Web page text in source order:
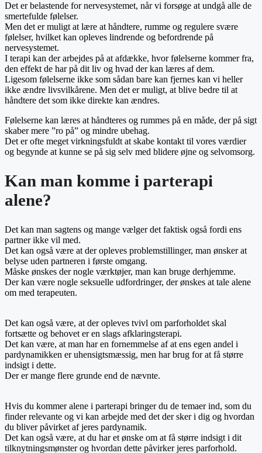
Det er belastende for nervesystemet, når vi forsøge at undgå alle de
smertefulde følelser.
Men det er muligt at lære at håndtere, rumme og regulere svære
følelser, hvilket kan opleves lindrende og befordrende på
nervesystemet.
I terapi kan der arbejdes på at afdække, hvor følelserne kommer fra,
den effekt de har på dit liv og hvad der kan læres af dem.
Ligesom følelserne ikke som sådan bare kan fjernes kan vi heller
ikke ændre livsvilkårene. Men det er muligt, at blive bedre til at
håndtere det som ikke direkte kan ændres.
Følelserne kan læres at håndteres og rummes på en måde, der på sigt
skaber mere ”ro på” og mindre ubehag.
Det er ofte meget virkningsfuldt at skabe kontakt til vores værdier
og begynde at kunne se på sig selv med blidere øjne og selvomsorg.
Kan man komme i parterapi
alene?
Det kan man sagtens og mange vælger det faktisk også fordi ens
partner ikke vil med.
Det kan også være at der opleves problemstillinger, man ønsker at
belyse uden partneren i første omgang.
Måske ønskes der nogle værktøjer, man kan bruge derhjemme.
Der kan være nogle seksuelle udfordringer, der ønskes at tale alene
om med terapeuten.
Det kan også være, at der opleves tvivl om parforholdet skal
fortsætte og behovet er en slags afklaringsterapi.
Det kan være, at man har en fornemmelse af at ens egen andel i
pardynamikken er uhensigtsmæssig, men har brug for at få større
indsigt i dette.
Der er mange flere grunde end de nævnte.
Hvis du kommer alene i parterapi bringer du de temaer ind, som du
finder relevante og vi kan arbejde med det der sker i dig og hvordan
du bliver påvirket af jeres pardynamik.
Det kan også være, at du har et ønske om at få større indsigt i dit
tilknytningsmønster og hvordan dette påvirker jeres parforhold.